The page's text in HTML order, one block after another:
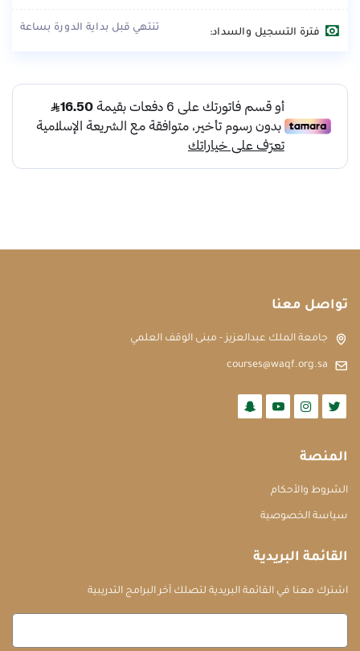
فترة التسجيل والسداد: تنتهي قبل بداية الدورة بساعة
تواصل معنا
جامعة الملك عبدالعزيز - مبنى الوقف العلمي
courses@waqf.org.sa
المنصة
الشروط والأحكام
سياسة الخصوصية
القائمة البريدية
اشترك معنا في القائمة البريدية لتصلك آخر البرامج التدريبية